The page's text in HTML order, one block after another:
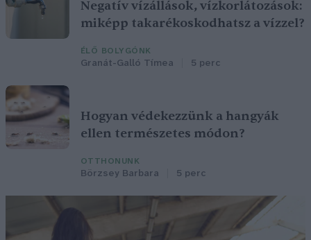
Negatív vízállások, vízkorlátozások:
miképp takarékoskodhatsz a vízzel?
ÉLŐ BOLYGÓNK
Granát-Galló Tímea 5 perc
Hogyan védekezzünk a hangyák
ellen természetes módon?
OTTHONUNK
Börzsey Barbara 5 perc